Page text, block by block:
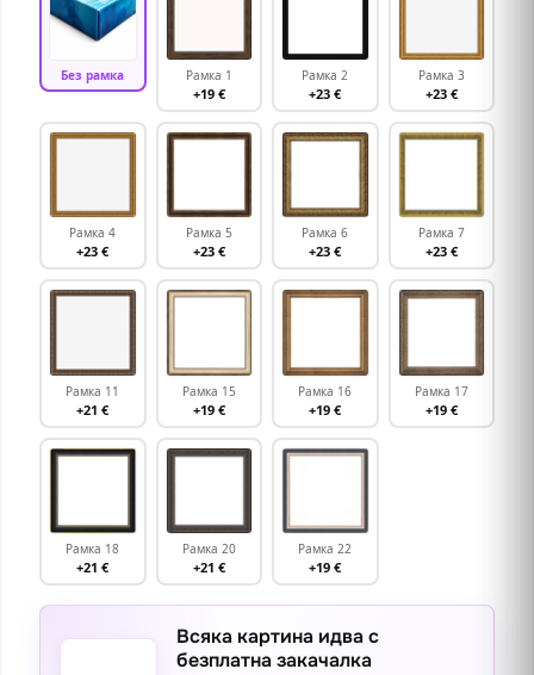
Без рамка Рамка 1
+19 €
Рамка 2
+23 €
Рамка 3
+23 €
Рамка 4
+23 €
Рамка 5
+23 €
Рамка 6
+23 €
Рамка 7
+23 €
Рамка 11
+21 €
Рамка 15
+19 €
Рамка 16
+19 €
Рамка 17
+19 €
Рамка 18
+21 €
Рамка 20
+21 €
Рамка 22
+19 €
Всяка картина идва с
безплатна закачалка